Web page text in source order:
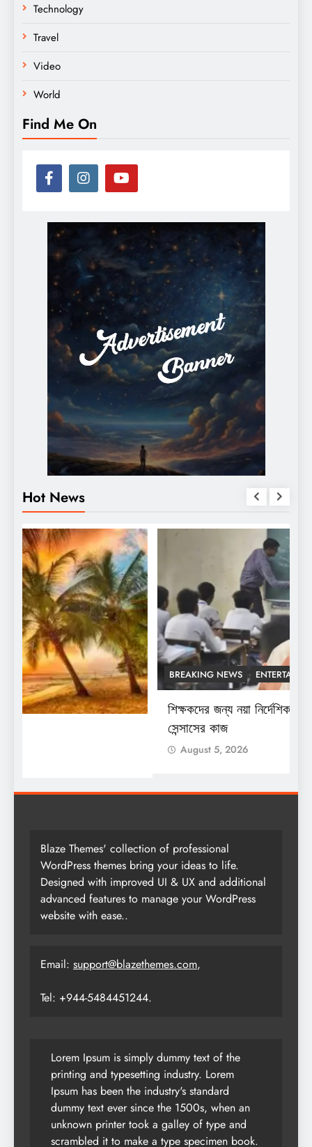
Technology
Travel
Video
World
Find Me On
Hot News
BREAKING NEWS ENTERTAINMENT
শিক্ষকদের জন্য নয়া নির্দেশিকা, কখন করতে হবে
Blaze Themes' collection of professional
WordPress themes bring your ideas to life.
Designed with improved UI & UX and additional
advanced features to manage your WordPress
website with ease..
Email: support@blazethemes.com,
Tel: +944-5484451244.
Lorem Ipsum is simply dummy text of the
printing and typesetting industry. Lorem
Ipsum has been the industry's standard
dummy text ever since the 1500s, when an
unknown printer took a galley of type and
scrambled it to make a type specimen book.